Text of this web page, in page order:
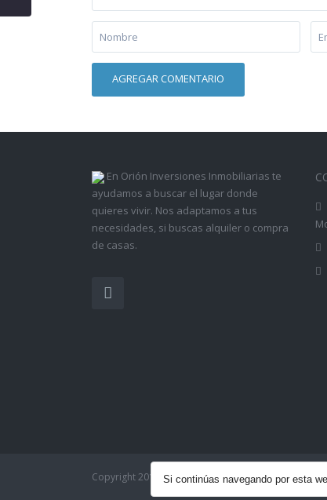
En Orión Inversiones Inmobiliarias te
ayudamos a buscar el lugar donde
quieres vivir. Nos adaptamos a tus
necesidades, si buscas alquiler o compra
de casas.
Copyright 2017 - Orión Inversiones Inmobiliarias|
Si continúas navegando por esta